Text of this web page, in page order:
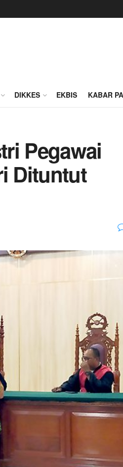
DIKKES EKBIS KABAR
Pegawai
Dituntut